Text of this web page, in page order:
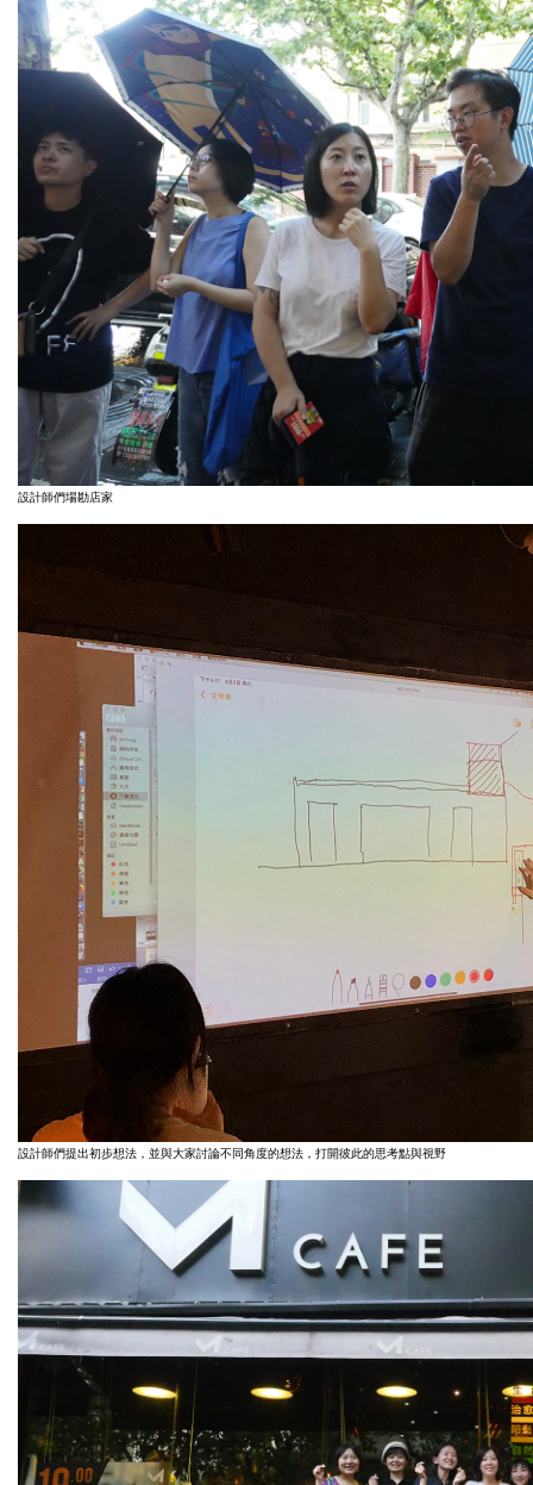
設計師們場勘店家
設計師們提出初步想法，並與大家討論不同角度的想法，打開彼此的思考點與視野